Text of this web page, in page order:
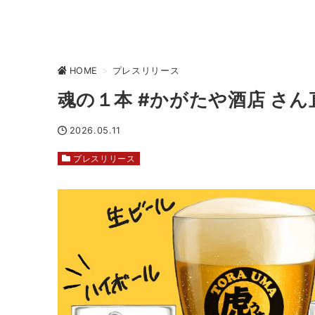
HOME > プレスリリース
魂の１本 #かがたや酒店 さん
2026.05.11
プレスリリース